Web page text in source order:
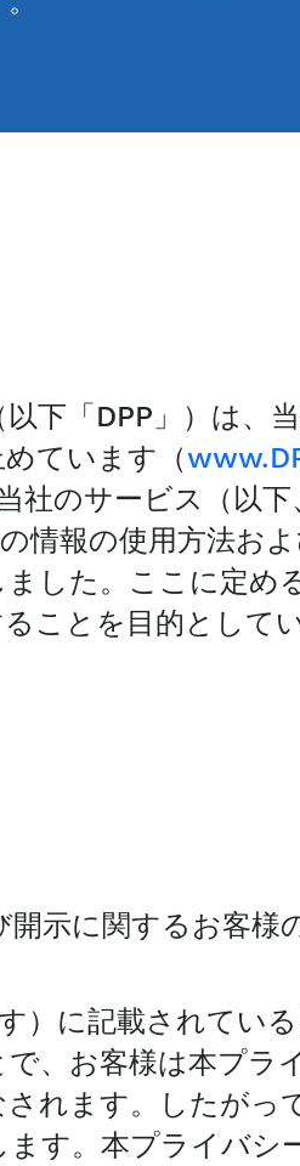
下「DPP」）は、
ています（
のサービス（以
情報の使用方法お
した。ここに定め
ことを目的としてい
示に関するお客様
）に記載されてい
、お客様は本プラ
れます。したがっ
す。本プライバシ